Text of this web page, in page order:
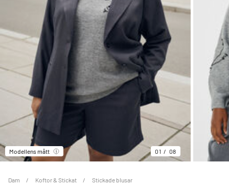
Modellens mått 01 08
Dam Koftor & Stickat Stickade blusar